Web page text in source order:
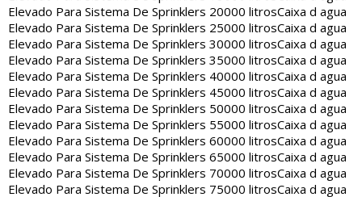
Elevado Para Sistema De Sprinklers 20000 litrosCaixa d agua
Elevado Para Sistema De Sprinklers 25000 litrosCaixa d agua
Elevado Para Sistema De Sprinklers 30000 litrosCaixa d agua
Elevado Para Sistema De Sprinklers 35000 litrosCaixa d agua
Elevado Para Sistema De Sprinklers 40000 litrosCaixa d agua
Elevado Para Sistema De Sprinklers 45000 litrosCaixa d agua
Elevado Para Sistema De Sprinklers 50000 litrosCaixa d agua
Elevado Para Sistema De Sprinklers 55000 litrosCaixa d agua
Elevado Para Sistema De Sprinklers 60000 litrosCaixa d agua
Elevado Para Sistema De Sprinklers 65000 litrosCaixa d agua
Elevado Para Sistema De Sprinklers 70000 litrosCaixa d agua
Elevado Para Sistema De Sprinklers 75000 litrosCaixa d agua